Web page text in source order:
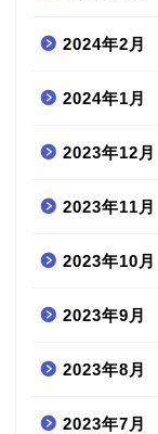
2024年2月
2024年1月
2023年12月
2023年11月
2023年10月
2023年9月
2023年8月
2023年7月